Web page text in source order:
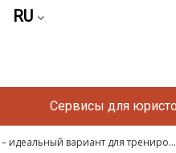
RU
Сервисы для
идеальный вариант для трениро...